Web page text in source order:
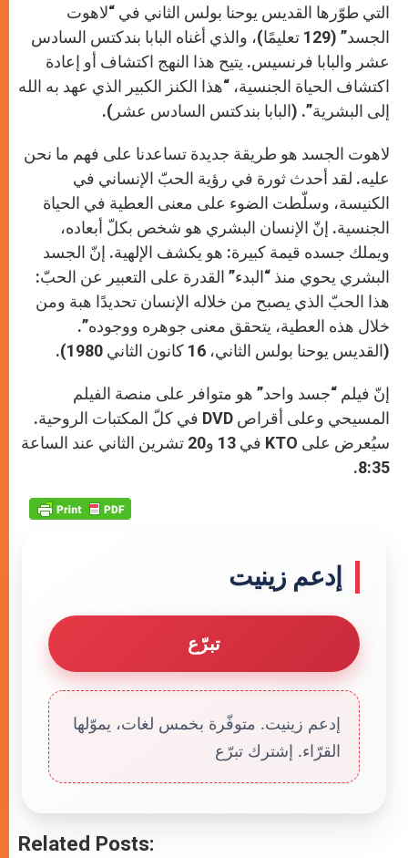
التي طوّرها القديس يوحنا بولس الثاني في “لاهوت
الجسد” (129 تعليمًا)، والذي أغناه البابا بندكتس السادس
عشر والبابا فرنسيس. يتيح هذا النهج اكتشاف أو إعادة
اكتشاف الحياة الجنسية، “هذا الكنز الكبير الذي عهد به الله
إلى البشرية”. (البابا بندكتس السادس عشر).
لاهوت الجسد هو طريقة جديدة تساعدنا على فهم ما نحن
عليه. لقد أحدث ثورة في رؤية الحبّ الإنساني في
الكنيسة، وسلّطت الضوء على معنى العطية في الحياة
الجنسية. إنّ الإنسان البشري هو شخص بكلّ أبعاده،
ويملك جسده قيمة كبيرة: هو يكشف الإلهية. إنّ الجسد
البشري يحوي منذ “البدء” القدرة على التعبير عن الحبّ:
هذا الحبّ الذي يصبح من خلاله الإنسان تحديدًا هبة ومن
خلال هذه العطية، يتحقق معنى جوهره ووجوده”.
(القديس يوحنا بولس الثاني، 16 كانون الثاني 1980).
إنّ فيلم “جسد واحد” هو متوافر على منصة الفيلم
المسيحي وعلى أقراص DVD في كلّ المكتبات الروحية.
سيُعرض على KTO في 13 و20 تشرين الثاني عند الساعة
8:35.
إدعم زينيت
تبرّع
إدعم زينيت. متوفّرة بخمس لغات، يموّلها
القرّاء. إشترك تبرّع
Related Posts: